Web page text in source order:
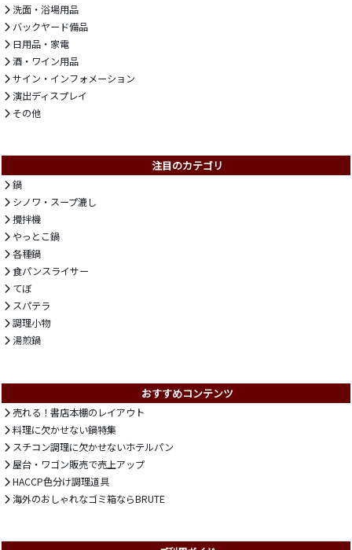
洗面・浴場用品
バックヤード備品
日用品・家電
酒・ワイン用品
サイン・インフォメーション
演出ディスプレイ
その他
注目のカテゴリ
鍋
シノワ・スープ漉し
攪拌機
やっとこ鍋
各種鍋
食パンスライサー
てぼ
スパテラ
調理小物
湯煎鍋
おすすめコンテンツ
売れる！書店本棚のレイアウト
料理に欠かせない鍋特集
スチコン調理に欠かせないホテルパン
屋台・ワゴン販売で売上アップ
HACCP色分け調理道具
海外のおしゃれなゴミ箱ならBRUTE